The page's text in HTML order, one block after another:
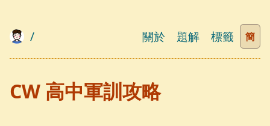
/ 關於 題解 標籤 簡
CW 高中軍訓攻略